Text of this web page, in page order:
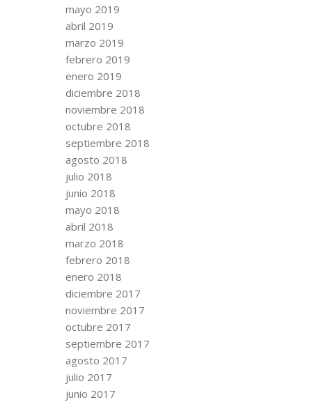
mayo 2019
abril 2019
marzo 2019
febrero 2019
enero 2019
diciembre 2018
noviembre 2018
octubre 2018
septiembre 2018
agosto 2018
julio 2018
junio 2018
mayo 2018
abril 2018
marzo 2018
febrero 2018
enero 2018
diciembre 2017
noviembre 2017
octubre 2017
septiembre 2017
agosto 2017
julio 2017
junio 2017